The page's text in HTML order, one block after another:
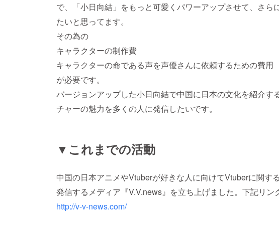
で、「小日向結」をもっと可愛くパワーアップさせて、さら
たいと思ってます。
その為の
キャラクターの制作費
キャラクターの命である声を声優さんに依頼するための費用
が必要です。
バージョンアップした小日向結で中国に日本の文化を紹介す
チャーの魅力を多くの人に発信したいです。
▼これまでの活動
中国の日本アニメやVtuberが好きな人に向けてVtuberに関す
発信するメディア『V.V.news』を立ち上げました。下記リン
http://v-v-news.com/